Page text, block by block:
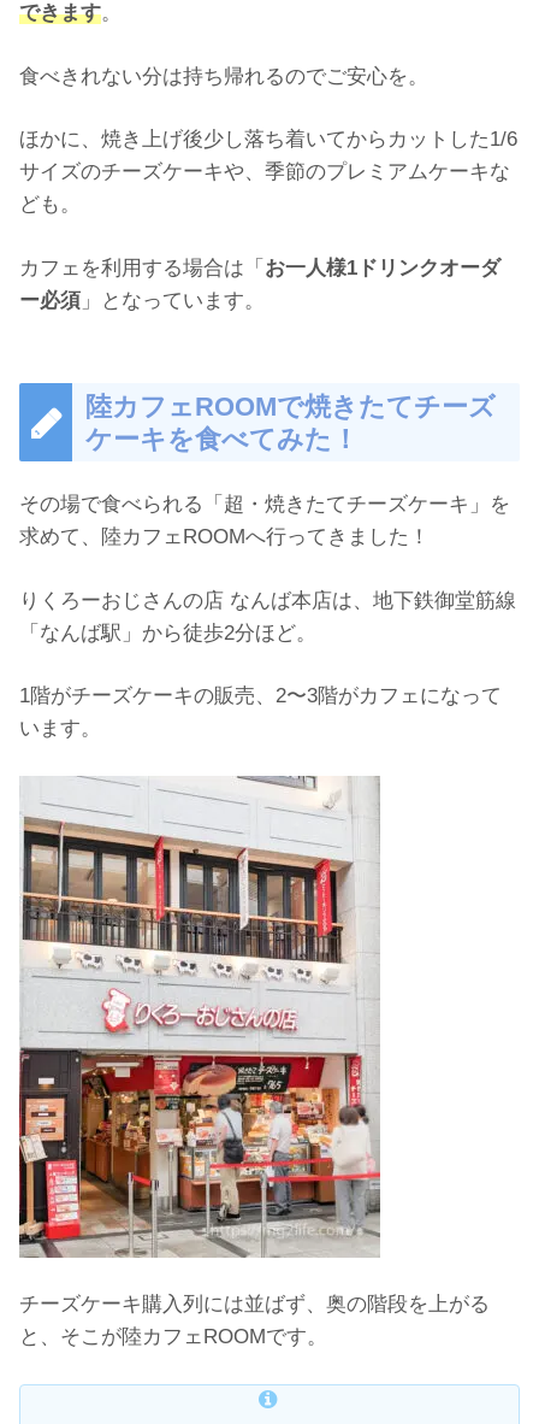
できます。
食べきれない分は持ち帰れるのでご安心を。
ほかに、焼き上げ後少し落ち着いてからカットした1/6
サイズのチーズケーキや、季節のプレミアムケーキな
ども。
カフェを利用する場合は「 お一人様1ドリンクオーダ
ー必須 」となっています。
陸カフェROOMで焼きたてチーズ
ケーキを食べてみた！
その場で食べられる「超・焼きたてチーズケーキ」を
求めて、陸カフェROOMへ行ってきました！
りくろーおじさんの店 なんば本店は、地下鉄御堂筋線
「なんば駅」から徒歩2分ほど。
1階がチーズケーキの販売、2〜3階がカフェになって
います。
チーズケーキ購入列には並ばず、奥の階段を上がる
と、そこが陸カフェROOMです。